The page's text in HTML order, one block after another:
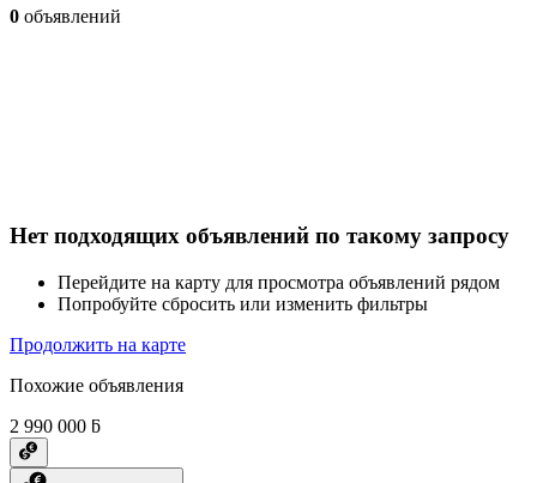
0 объявлений
Нет подходящих объявлений по такому запросу
Перейдите на карту для просмотра объявлений рядом
Попробуйте сбросить или изменить фильтры
Продолжить на карте
Похожие объявления
2 990 000 ƃ